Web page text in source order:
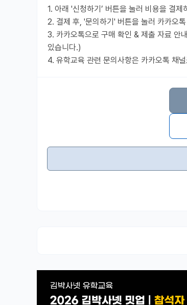
1. 아래 '신청하기’ 버튼을 눌러 비용을 결
2. 결제 후, '문의하기' 버튼을 눌러 카카오
3. 카카오톡으로 구매 확인 & 제출 자료 안
있습니다.)
4. 유학교육 관련 문의사항은 카카오톡